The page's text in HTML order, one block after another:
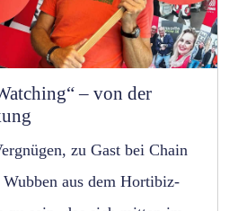
– von der
zu Gast bei Chain
aus dem Hortibiz-